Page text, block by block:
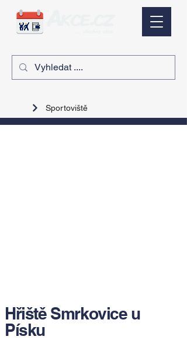
Sportoviště
Hřiště Smrkovice u
Písku